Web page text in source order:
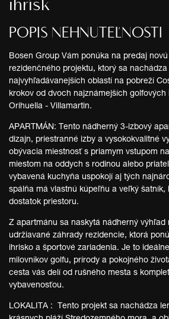
POPIS NEHNUTEĽNOSTI
Bosen Group Vám ponúka na predaj
rezidenčného projektu, ktorý sa nachádza
najvyhľadávanejších oblastí na pobreží
krokov od dvoch najznámejších golfových
Orihuella - Villamartin.
APARTMÁN: Tento nádherný 3-izbový
dizajn, priestranné izby a vysokokvalitné
obývacia miestnosť s priamym vstupom
miestom na oddych s rodinou alebo
vybavená kuchyňa uspokojí aj tých
spálňa má vlastnú kúpeľňu a veľký šatník,
dostatok priestoru.
Z apartmánu sa naskytá nádherný výhľad
udržiavané záhrady rezidencie, ktorá
ihrisko a športové zariadenia. Je to
milovníkov golfu, prírody a pokojného
cesta vás delí od rušného mesta s
vybavenosťou.
LOKALITA : Tento projekt sa nachádza